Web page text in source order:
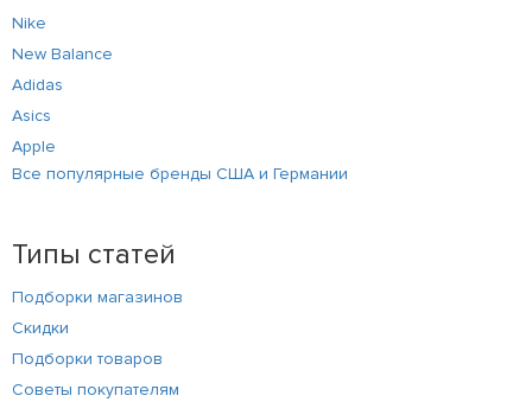
Nike
New Balance
Adidas
Asics
Apple
Все популярные бренды США и Германии
Типы статей
Подборки магазинов
Скидки
Подборки товаров
Советы покупателям